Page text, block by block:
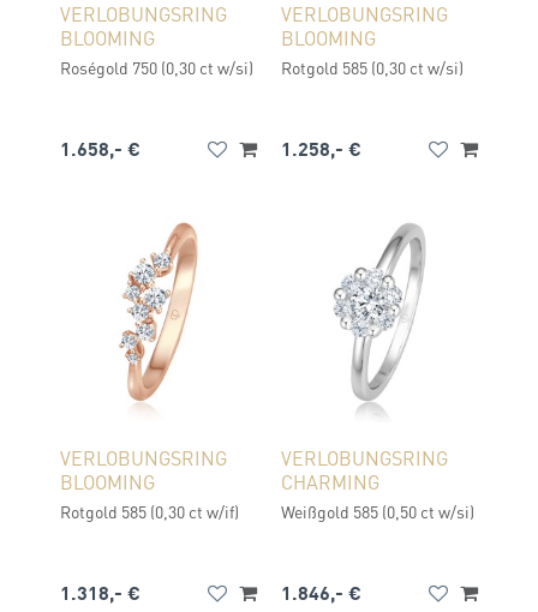
VERLOBUNGSRING
BLOOMING
Roségold 750 (0,30 ct w/si)
1.658,- €
VERLOBUNGSRING
BLOOMING
Rotgold 585 (0,30 ct w/si)
1.258,- €
VERLOBUNGSRING
BLOOMING
Rotgold 585 (0,30 ct w/if)
1.318,- €
VERLOBUNGSRING
CHARMING
Weißgold 585 (0,50 ct w/si)
1.846,- €